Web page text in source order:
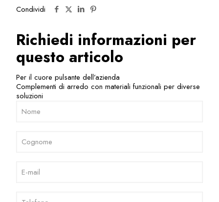
Condividi
Richiedi informazioni per
questo articolo
Per il cuore pulsante dell’azienda
Complementi di arredo con materiali funzionali per diverse
soluzioni